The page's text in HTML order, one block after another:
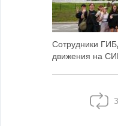
Сотрудники
движения на